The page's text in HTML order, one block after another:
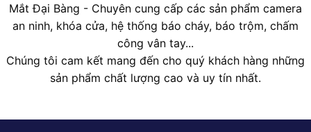
Mắt Đại Bàng - Chuyên cung cấp các sản phẩm camera
an ninh, khóa cửa, hệ thống báo cháy, báo trộm, chấm
công vân tay...
Chúng tôi cam kết mang đến cho quý khách hàng những
sản phẩm chất lượng cao và uy tín nhất.